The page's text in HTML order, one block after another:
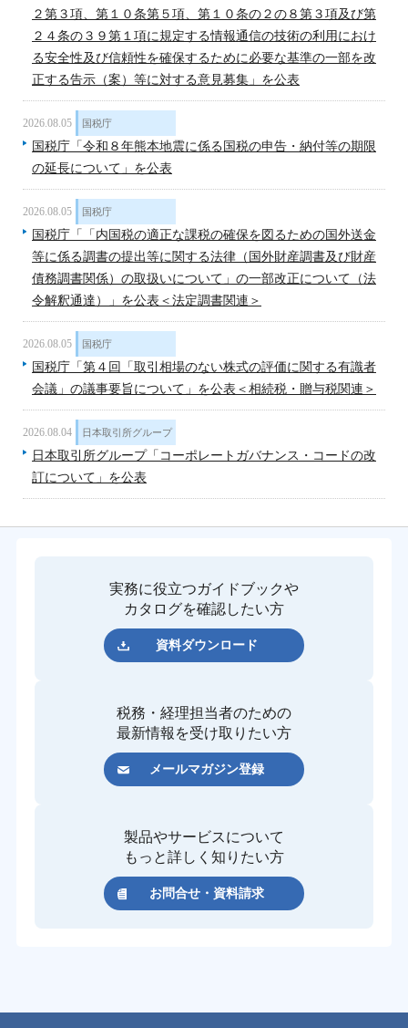
２第３項、第１０条第５項、第１０条の２の８第３項及び第
２４条の３９第１項に規定する情報通信の技術の利用におけ
る安全性及び信頼性を確保するために必要な基準の一部を改
正する告示（案）等に対する意見募集」を公表
2026.08.05 国税庁
国税庁「令和８年熊本地震に係る国税の申告・納付等の期限
の延長について」を公表
2026.08.05 国税庁
国税庁「「内国税の適正な課税の確保を図るための国外送金
等に係る調書の提出等に関する法律（国外財産調書及び財産
債務調書関係）の取扱いについて」の一部改正について（法
令解釈通達）」を公表＜法定調書関連＞
2026.08.05 国税庁
国税庁「第４回「取引相場のない株式の評価に関する有識者
会議」の議事要旨について」を公表＜相続税・贈与税関連＞
2026.08.04 日本取引所グループ
日本取引所グループ「コーポレートガバナンス・コードの改
訂について」を公表
実務に役立つガイドブックや
カタログを確認したい方
資料ダウンロード
税務・経理担当者のための
最新情報を受け取りたい方
メールマガジン登録
製品やサービスについて
もっと詳しく知りたい方
お問合せ・資料請求